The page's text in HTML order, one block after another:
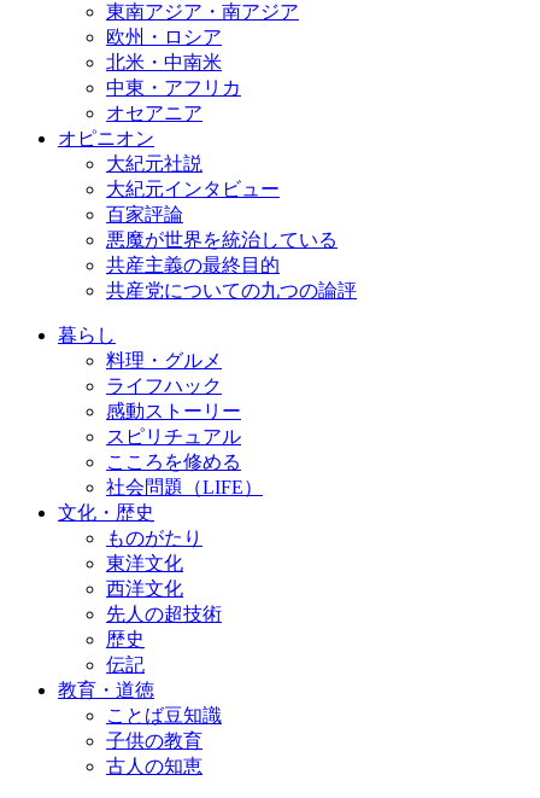
東南アジア・南アジア
欧州・ロシア
北米・中南米
中東・アフリカ
オセアニア
オピニオン
大紀元社説
大紀元インタビュー
百家評論
悪魔が世界を統治している
共産主義の最終目的
共産党についての九つの論評
暮らし
料理・グルメ
ライフハック
感動ストーリー
スピリチュアル
こころを修める
社会問題（LIFE）
文化・歴史
ものがたり
東洋文化
西洋文化
先人の超技術
歴史
伝記
教育・道徳
ことば豆知識
子供の教育
古人の知恵